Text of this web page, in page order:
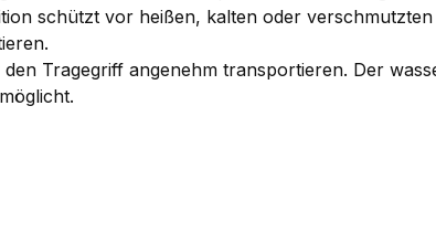
schützt vor heißen, kalten oder
Tragegriff angenehm transportieren. Der